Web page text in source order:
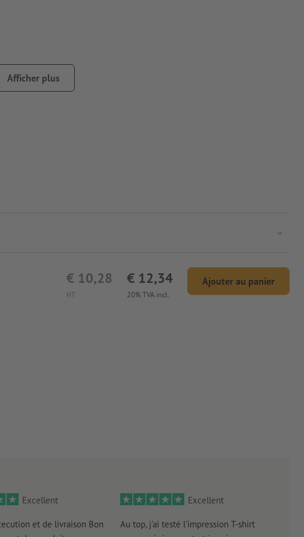
Afficher plus
HT
€ 10,28
20% TVA incl.
€ 12,34 Ajouter au panier
Excellent
et de livraison Bon
Excellent
Au top, j'ai testé l'impression T-shirt